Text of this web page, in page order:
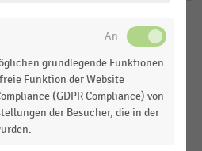
EINZELHANDEL STATISTIK
deutschsprachigen Handels in
initiativen (2023)
grundlegende Funktionen
Funktion der Website
(GDPR Compliance) von
der Besucher, die in der